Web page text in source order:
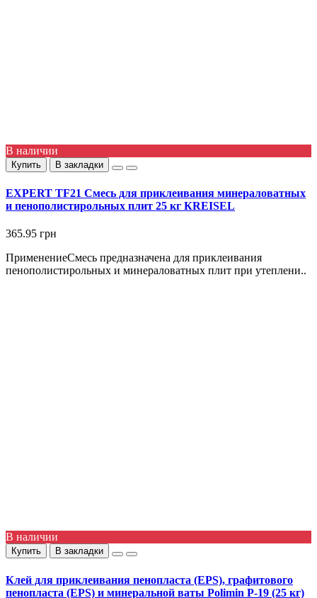
В наличии
Купить В закладки
EXPERT TF21 Смесь для приклеивания минераловатных
и пенополистирольных плит 25 кг КREISEL
365.95 грн
ПрименениеСмесь предназначена для приклеивания
пенополистирольных и минераловатных плит при утеплени..
В наличии
Купить В закладки
Клей для приклеивания пенопласта (EPS), графитового
пенопласта (EPS) и минеральной ваты Polimin P-19 (25 кг)